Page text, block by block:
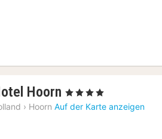
Hoorn 2
Nächte
, 4 Sterne
› Hoorn Auf der Karte anzeigen